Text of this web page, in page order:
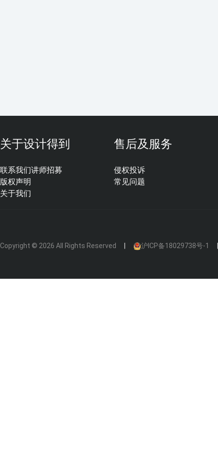
关于设计得到
联系我们
版权声明
关于我们
讲师招募
售后及服务
侵权投诉
常见问题
Copyright © 2026 All Rights Reserved 沪ICP备18029738号-1